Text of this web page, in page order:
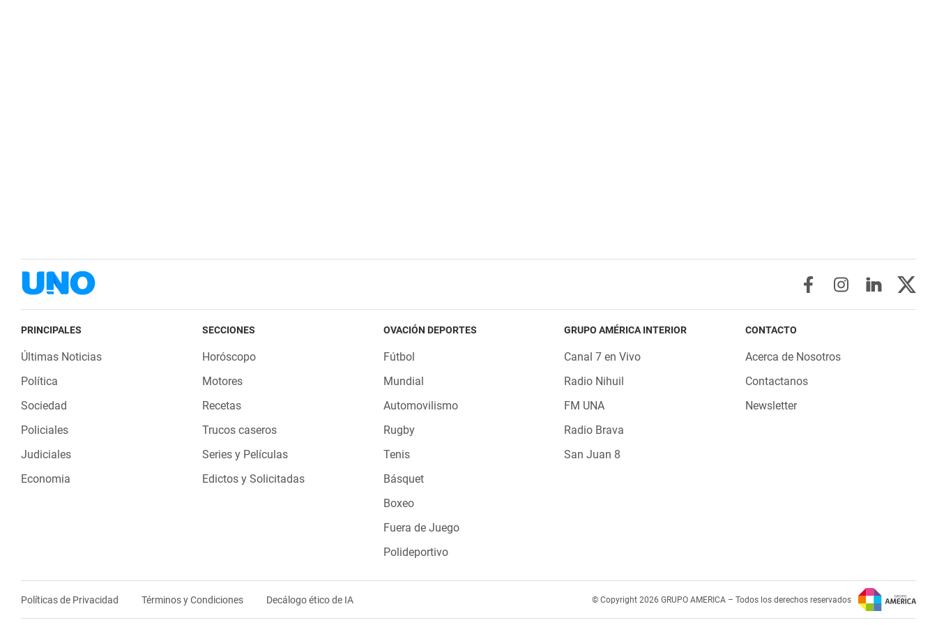
PRINCIPALES
Últimas Noticias
Política
Sociedad
Policiales
Judiciales
Economia
SECCIONES
Horóscopo
Motores
Recetas
Trucos caseros
Series y Películas
Edictos y Solicitadas
OVACIÓN DEPORTES
Fútbol
Mundial
Automovilismo
Rugby
Tenis
Básquet
Boxeo
Fuera de Juego
Polideportivo
GRUPO AMÉRICA INTERIOR
Canal 7 en Vivo
Radio Nihuil
FM UNA
Radio Brava
San Juan 8
CONTACTO
Acerca de Nosotros
Contactanos
Newsletter
Políticas de Privacidad Términos y Condiciones Decálogo ético de IA © Copyright 2026 GRUPO AMERICA – Todos los derechos reservados